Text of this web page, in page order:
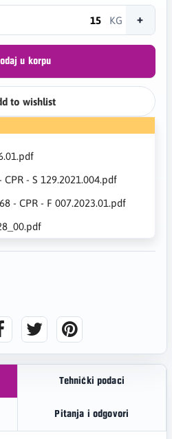
KG +
u korpu
to wishlist
- S 129.2021.004.pdf
- CPR - F 007.2023.01.pdf
Tehnički podaci
Pitanja i odgovori